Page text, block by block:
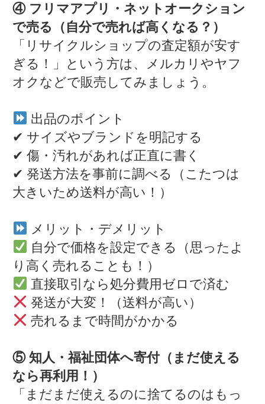
④ フリマアプリ・ネットオークション
で売る（自分で売れば高くなる？）
「リサイクルショップの査定額が安す
ぎる！」という方は、メルカリやヤフ
オクなどで販売してみましょう。
出品のポイント
✔ サイズやブランドを明記する
✔ 傷・汚れがあれば正直に書く
✔ 発送方法を事前に調べる（こたつは
大きいため送料が高い！）
メリット・デメリット
自分で価格を設定できる（思ったよ
り高く売れることも！）
直接取引なら処分費用ゼロで済む
発送が大変！（送料が高い）
売れるまで時間がかかる
⑤ 知人・福祉団体へ寄付（まだ使える
なら再利用！）
「まだまだ使えるのに捨てるのはもっ